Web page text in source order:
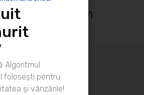
Sanatate
(127)
Training
Algoritmul
folosești pentru
și vânzările!